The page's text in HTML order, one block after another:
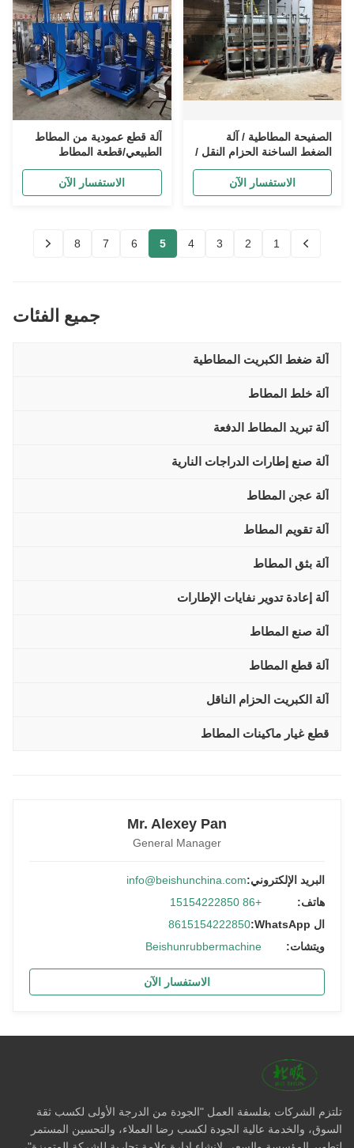
الصفيحة المطاطية / آلة
الضغط الساخنة الحزام النقل /
مطاط التشويش
الاستفسار الآن
آلة قطع عمودية من المطاط
الطبيعي/قطعة المطاط
الاصطناعي
الاستفسار الآن
1
2
3
4
5
6
7
8
جميع الفئات
آلة ضغط الكبريت المطاطية
آلة خلط المطاط
آلة تبريد المطاط الدفعة
آلة صنع إطارات الدراجات النارية
آلة عجن المطاط
آلة تقويم المطاط
آلة بثق المطاط
آلة إعادة تدوير نفايات الإطارات
آلة صنع المطاط
آلة قطع المطاط
آلة الكبريت الحزام الناقل
قطع غيار ماكينات المطاط
Mr. Alexey Pan
General Manager
البريد الإلكتروني:info@beishunchina.com
هاتف:
+86 15154222850
ال WhatsApp:
8615154222850
ويتشات:
Beishunrubbermachine
الاستفسار الآن
تلتزم الشركات بفلسفة العمل "الجودة من الدرجة الأولى لكسب ثقة
السوق، والخدمة عالية الجودة لكسب رضا العملاء، والتحسين المستمر